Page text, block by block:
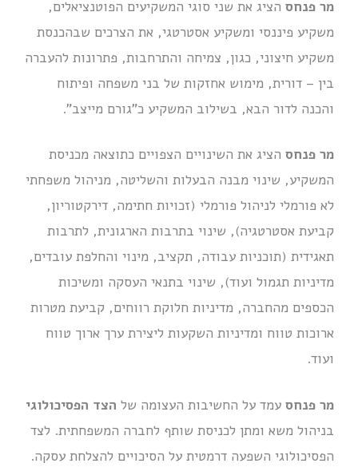
מר פנחס הציג את שני סוגי המשקיעים הפוטנציאלים,
משקיע פיננסי ומשקיע אסטרטגי, את הצרכים שבהכנסת
משקיע חיצוני, כגון, צמיחה והתרחבות, פתרונות להעברה
בין – דורית, מימוש אחזקות של בני משפחה ופיתוח
והכנה לדור הבא, בשילוב המשקיע כ"גורם מייצב".
מר פנחס הציג את השינויים הצפויים כתוצאה מכניסת
המשקיע, שינוי מבנה הבעלות והשליטה, מניהול משפחתי
לא פורמלי לניהול פורמלי (זכויות חתימה, דירקטוריון,
קביעת אסטרטגיה), שינוי בתרבות הארגונית, לתרבות
תאגידית (תוכניות עבודה, תקציב, מינוי והחלפת עובדים,
מדיניות תגמול ועוד), שינוי בתנאי העסקה ומשיכות
הכספים מהחברה, מדיניות חלוקת רווחים, קביעת מטרות
ארוכות טווח ומדיניות השקעות ליצירת ערך ארוך טווח
ועוד.
מר פנחס עמד על החשיבות העצומה של הצד הפסיכולוגי
בניהול משא ומתן לכניסת שותף לחברה המשפחתית. לצד
הפסיכולוגי השפעה דרמטית על הסיכויים להצלחת עסקה.